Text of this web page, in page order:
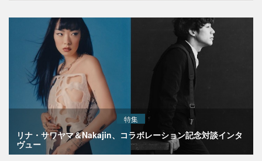
特集
リナ・サワヤマ＆Nakajin、コラボレーション記念対談インタ
ヴュー